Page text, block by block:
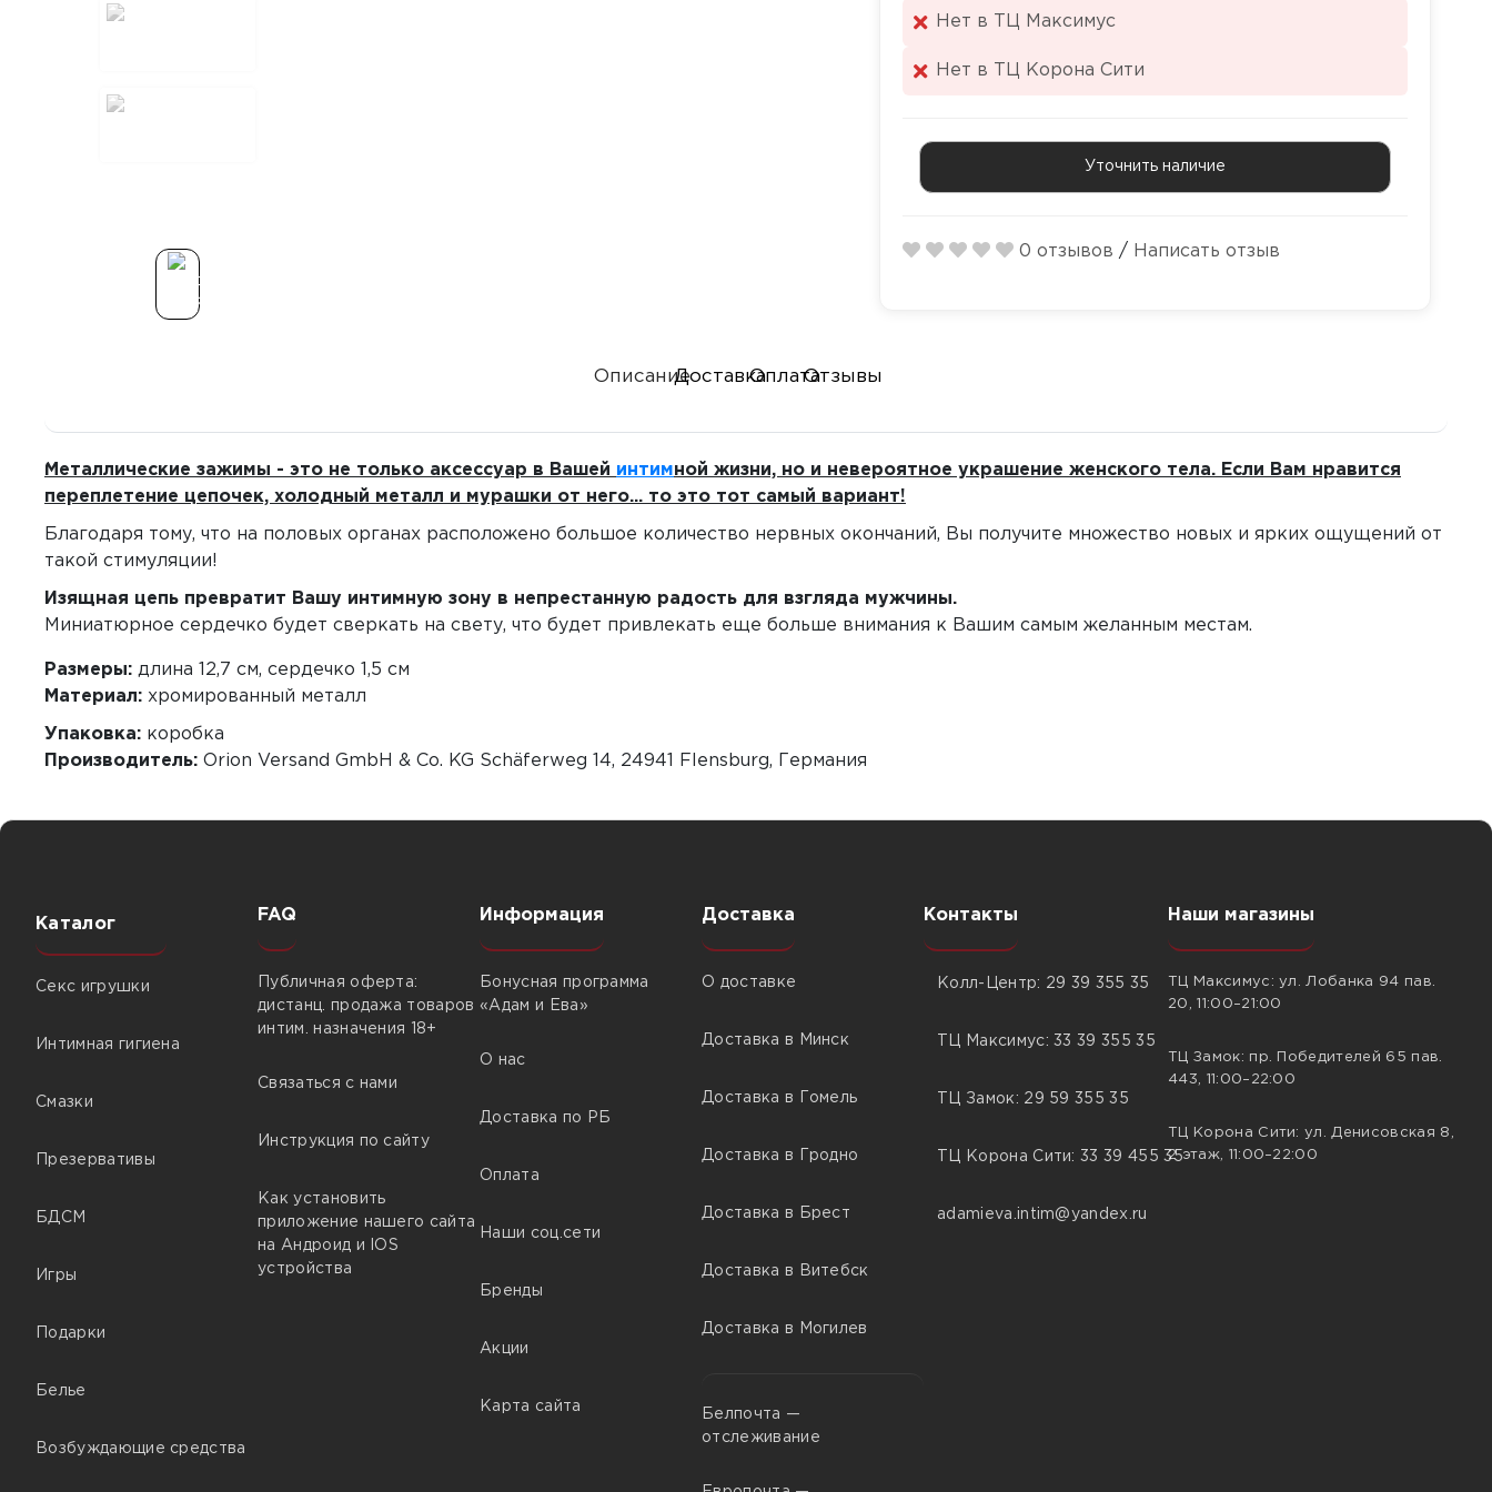
Нет в ТЦ Максимус
Нет в ТЦ Корона Сити
Уточнить наличие
0 отзывов / Написать отзыв
ОписаниеДоставкаОплатаОтзывы
Метал­ли­че­ские зажимы - это не только аксес­суар в Вашей интим­ной жизни, но и невероятное украше­ние жен­ского тела. Если Вам нра­вится
пере­пле­те­ние цепо­чек, холод­ный металл и мурашки от него... то это тот самый вариант!
Благодаря тому, что на половых органах расположено большое количество нервных окончаний, Вы получите множество новых и ярких ощущений от
такой стимуляции!
Изящная цепь превратит Вашу интимную зону в непрестанную радость для взгляда мужчины.
Миниатюрное сердечко будет сверкать на свету, что будет привлекать еще больше внимания к Вашим самым желанным местам.
Размеры: длина 12,7 см, сердечко 1,5 см
Материал: хромированный металл
Упаковка: коробка
Производитель: Orion Versand GmbH & Co. KG Schäferweg 14, 24941 Flensburg, Германия
Каталог
Секс игрушки
Интимная гигиена
Смазки
Презервативы
БДСМ
Игры
Подарки
Белье
Возбуждающие средства
FAQ
Публичная оферта:
дистанц. продажа товаров
интим. назначения 18+
Связаться с нами
Инструкция по сайту
Как установить
приложение нашего сайта
на Андроид и IOS
устройства
Информация
Бонусная программа
«Адам и Ева»
О нас
Доставка по РБ
Оплата
Наши соц.сети
Бренды
Акции
Карта сайта
Доставка
О доставке
Доставка в Минск
Доставка в Гомель
Доставка в Гродно
Доставка в Брест
Доставка в Витебск
Доставка в Могилев
Белпочта —
отслеживание
Контакты
Колл-Центр: 29 39 355 35
ТЦ Максимус: 33 39 355 35
ТЦ Замок: 29 59 355 35
ТЦ Корона Сити: 33 39 455 35
adamieva.intim@yandex.ru
Наши магазины
ТЦ Максимус: ул. Лобанка 94 пав.
20, 11:00–21:00
ТЦ Замок: пр. Победителей 65 пав.
443, 11:00–22:00
ТЦ Корона Сити: ул. Денисовская 8,
2 этаж, 11:00–22:00